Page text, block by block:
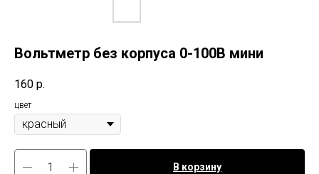
Вольтметр без корпуса 0-100В мини
160 р.
цвет
В корзину